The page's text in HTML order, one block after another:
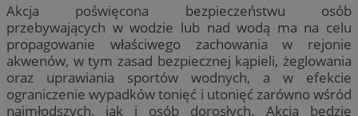
Akcja poświęcona bezpieczeństwu osób
przebywających w wodzie lub nad wodą ma na celu
propagowanie właściwego zachowania w rejonie
akwenów, w tym zasad bezpiecznej kąpieli, żeglowania
oraz uprawiania sportów wodnych, a w efekcie
ograniczenie wypadków tonięć i utonięć zarówno wśród
najmłodszych, jak i osób dorosłych. Akcja będzie